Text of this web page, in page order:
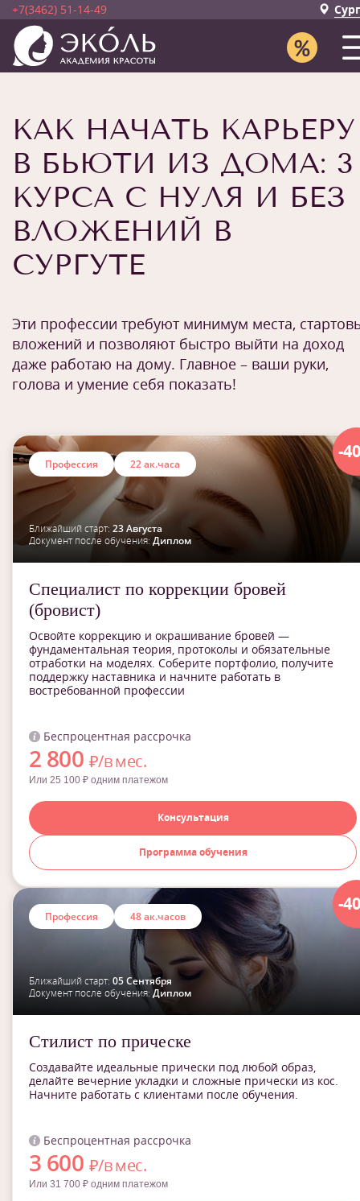
+7(3462) 51-14-49
КАК НАЧАТЬ КАРЬЕРУ
В БЬЮТИ ИЗ ДОМА: 3
КУРСА С НУЛЯ И БЕЗ
ВЛОЖЕНИЙ В
СУРГУТЕ
Эти профессии требуют минимум места,
вложений и позволяют быстро выйти на доход
даже работаю на дому. Главное – ваши руки,
голова и умение себя показать!
-
Профессия 22 ак.часа
Ближайший старт: 23 Августа
Документ после обучения: Диплом
Специалист по коррекции бровей
(бровист)
Освойте коррекцию и окрашивание бровей —
фундаментальная теория, протоколы и обязательные
отработки на моделях. Соберите портфолио, получите
поддержку наставника и начните работать в
востребованной профессии
Беспроцентная рассрочка
2 800 ₽/в мес.
Или 25 100 ₽ одним платежом
Консультация
Программа обучения
-
Профессия 48 ак.часов
Ближайший старт: 05 Сентября
Документ после обучения: Диплом
Стилист по прическе
Создавайте идеальные прически под любой образ,
делайте вечерние укладки и сложные прически из кос.
Начните работать с клиентами после обучения.
Беспроцентная рассрочка
3 600 ₽/в мес.
Или 31 700 ₽ одним платежом